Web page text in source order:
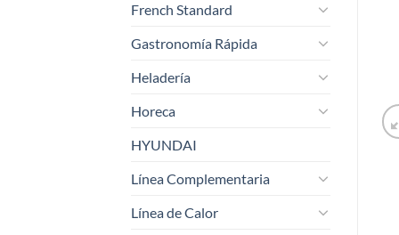
French Standard
Gastronomía Rápida
Heladería
Horeca
HYUNDAI
Línea Complementaria
Línea de Calor